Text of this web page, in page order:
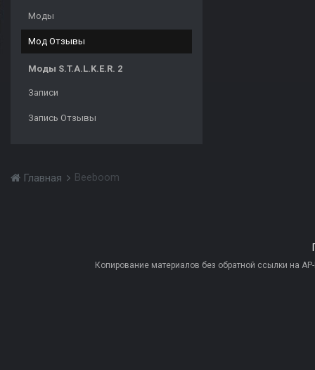
Моды
Мод Отзывы
Моды S.T.A.L.K.E.R. 2
Записи
Запись Отзывы
Главная Beeboom
Копирование материалов без обратной ссылки на